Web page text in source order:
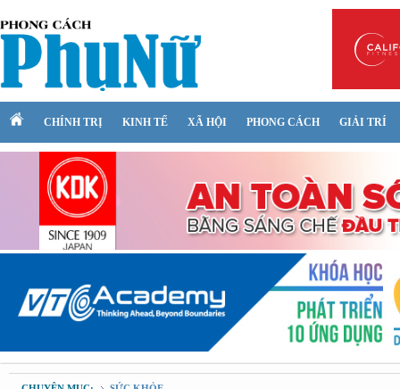
CHÍNH TRỊ KINH TẾ XÃ HỘI PHONG CÁCH GIẢI TRÍ